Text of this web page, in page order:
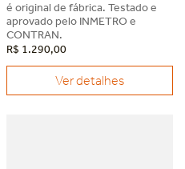
é original de fábrica. Testado e
aprovado pelo INMETRO e
CONTRAN.
R$ 1.290,00
Ver detalhes